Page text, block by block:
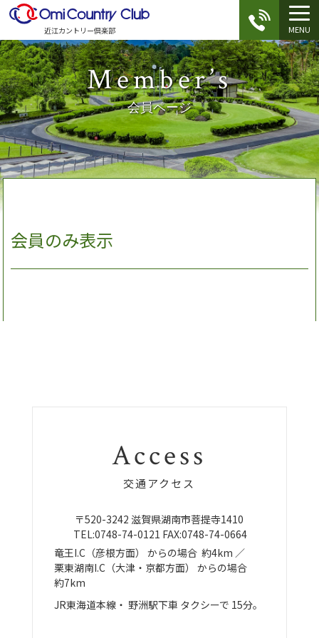
近江カントリー倶楽部 MENU
Member’s
会員ページ
会員のみ表示
Access
交通アクセス
〒520-3242 滋賀県湖南市菩提寺1410
TEL:0748-74-0121 FAX:0748-74-0664
竜王I.C（彦根方面） からの場合 約4km ／
栗東湖南I.C（大津・京都方面）
からの場合
約7km
JR東海道本線・ 野洲駅下車 タクシーで 15分。